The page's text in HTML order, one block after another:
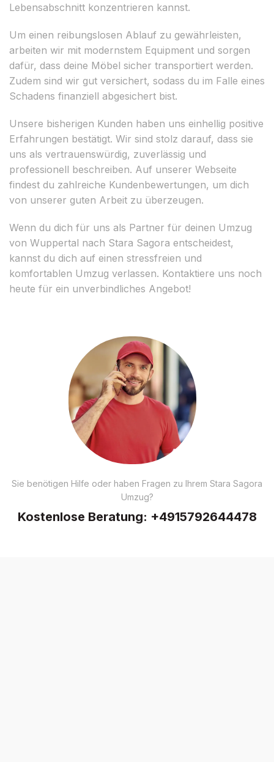
Lebensabschnitt konzentrieren kannst.
Um einen reibungslosen Ablauf zu gewährleisten,
arbeiten wir mit modernstem Equipment und sorgen
dafür, dass deine Möbel sicher transportiert werden.
Zudem sind wir gut versichert, sodass du im Falle eines
Schadens finanziell abgesichert bist.
Unsere bisherigen Kunden haben uns einhellig positive
Erfahrungen bestätigt. Wir sind stolz darauf, dass sie
uns als vertrauenswürdig, zuverlässig und
professionell beschreiben. Auf unserer Webseite
findest du zahlreiche Kundenbewertungen, um dich
von unserer guten Arbeit zu überzeugen.
Wenn du dich für uns als Partner für deinen Umzug
von Wuppertal nach Stara Sagora entscheidest,
kannst du dich auf einen stressfreien und
komfortablen Umzug verlassen. Kontaktiere uns noch
heute für ein unverbindliches Angebot!
Sie benötigen Hilfe oder haben Fragen zu Ihrem Stara Sagora
Umzug?
Kostenlose Beratung: +4915792644478